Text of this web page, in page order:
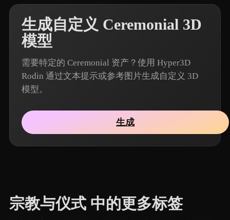
生成自定义 Ceremonial 3D
模型
需要特定的 Ceremonial 资产？使用 Hyper3D
Rodin 通过文本提示或参考图片生成自定义 3D
模型。
生成
宗教与仪式 中的更多标签